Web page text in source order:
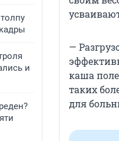
и
—
каша
таких
для